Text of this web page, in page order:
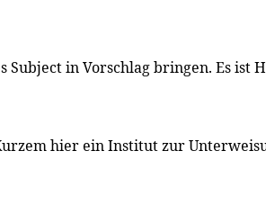
Subject in Vorschlag bringen. Es ist
hier ein Institut zur